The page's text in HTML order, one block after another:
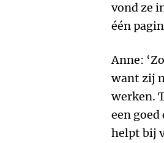
vond ze
één
Anne:
want zij
werken.
een
helpt bij